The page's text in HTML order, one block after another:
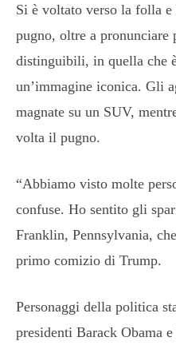
Si è voltato verso la folla
pugno, oltre a pronunciare
distinguibili, in quella che
un’immagine iconica. Gli
magnate su un SUV,
volta il pugno.
“Abbiamo visto molte
confuse. Ho sentito gli
Franklin, Pennsylvania,
primo comizio di Trump.
Personaggi della politica
presidenti Barack Obama